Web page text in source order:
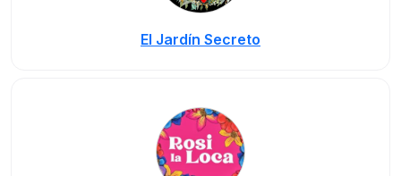
El Jardín Secreto